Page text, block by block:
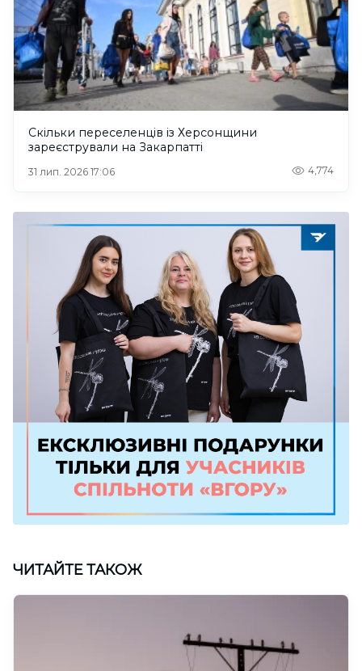
Скільки переселенців із Херсонщини
зареєстрували на Закарпатті
31 лип. 2026 17:06 4,774
ЧИТАЙТЕ ТАКОЖ